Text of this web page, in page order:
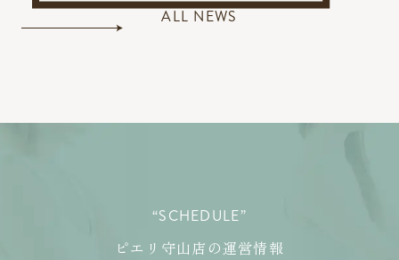
ALL NEWS
“SCHEDULE”
ピエリ守山店の運営情報